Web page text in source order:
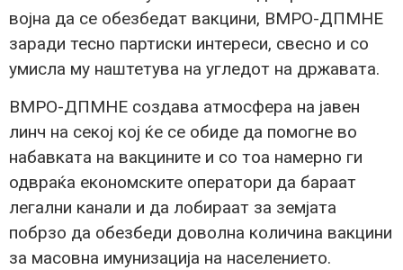
војна да се обезбедат вакцини, ВМРО-ДПМНЕ
заради тесно партиски интереси, свесно и со
умисла му наштетува на угледот на државата.
ВМРО-ДПМНЕ создава атмосфера на јавен
линч на секој кој ќе се обиде да помогне во
набавката на вакцините и со тоа намерно ги
одвраќа економските оператори да бараат
легални канали и да лобираат за земјата
побрзо да обезбеди доволна количина вакцини
за масовна имунизација на населението.